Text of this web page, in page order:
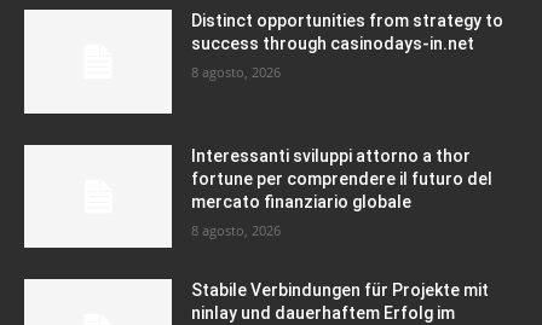
Distinct opportunities from strategy to
success through casinodays-in.net
8 agosto, 2026
Interessanti sviluppi attorno a thor
fortune per comprendere il futuro del
mercato finanziario globale
8 agosto, 2026
Stabile Verbindungen für Projekte mit
ninlay und dauerhaftem Erfolg im